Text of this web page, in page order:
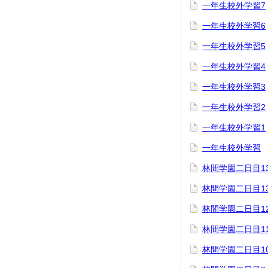
一年生校外学習7
一年生校外学習6
一年生校外学習5
一年生校外学習4
一年生校外学習3
一年生校外学習2
一年生校外学習1
一年生校外学習
林間学園二日目
林間学園二日目
林間学園二日目
林間学園二日目11
林間学園二日目